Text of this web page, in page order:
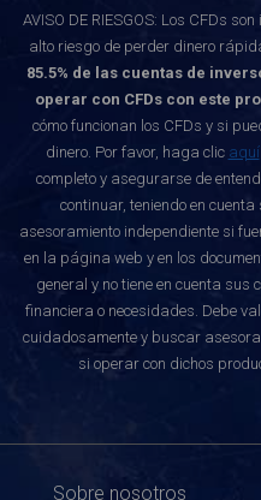
AVISO DE RIESGOS: Los CFDs
alto riesgo de perder dinero
85.5% de las cuentas de
operar con CFDs con este
cómo funcionan los CFDs y si
dinero. Por favor, haga clic aquí
completo y asegurarse de
continuar, teniendo en
asesoramiento independiente si
en la página web y en los
general y no tiene en cuenta
financiera o necesidades. Debe
cuidadosamente y buscar
si operar con dichos
Sobre nosotros